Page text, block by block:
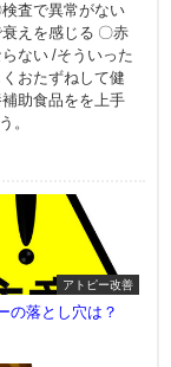
査で異常がない
えを感じる 〇赤
ない /そういった
おたずねして健
助食品をを上手
。
アトピー改善
の落とし穴は？